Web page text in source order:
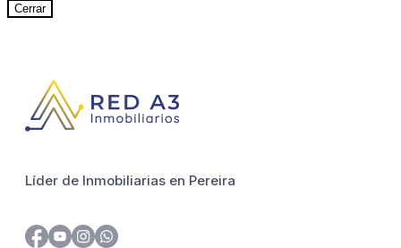
Cerrar
Líder de Inmobiliarias en Pereira